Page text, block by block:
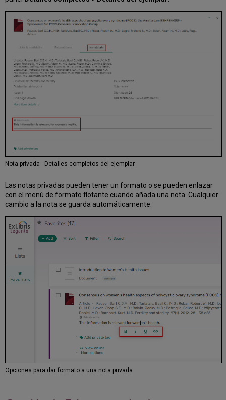
Nota privada - Detalles completos del ejemplar
Las notas privadas pueden tener un formato o se pueden enlazar
con el menú de formato flotante cuando añada una nota. Cualquier
cambio a la nota se guarda automáticamente.
Opciones para dar formato a una nota privada